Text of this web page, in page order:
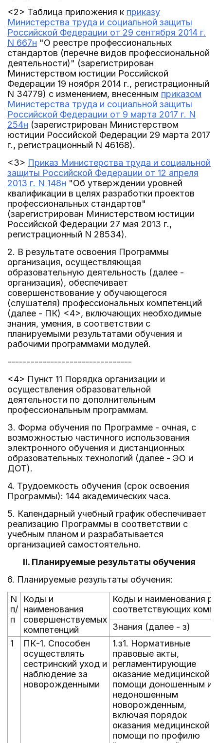
<2> Таблица приложения к приказу
Министерства труда и социальной защиты
Российской Федерации от 29 сентября 2014 г.
N 667н "О реестре профессиональных
стандартов (перечне видов профессиональной
деятельности)" (зарегистрирован
Министерством юстиции Российской
Федерации 19 ноября 2014 г., регистрационный
N 34779) с изменением, внесенным приказом
Министерства труда и социальной защиты
Российской Федерации от 9 марта 2017 г. N
254н (зарегистрирован Министерством
юстиции Российской Федерации 29 марта 2017
г., регистрационный N 46168).
<3> Приказ Министерства труда и социальной
защиты Российской Федерации от 12 апреля
2013 г. N 148н "Об утверждении уровней
квалификации в целях разработки проектов
профессиональных стандартов"
(зарегистрирован Министерством юстиции
Российской Федерации 27 мая 2013 г.,
регистрационный N 28534).
2. В результате освоения Программы
организация, осуществляющая
образовательную деятельность (далее -
организация), обеспечивает
совершенствование у обучающегося
(слушателя) профессиональных компетенций
(далее - ПК) <4>, включающих необходимые
знания, умения, в соответствии с
планируемыми результатами обучения и
рабочими программами модулей.
--------------------------------
<4> Пункт 11 Порядка организации и
осуществления образовательной
деятельности по дополнительным
профессиональным программам.
3. Форма обучения по Программе - очная, с
возможностью частичного использования
электронного обучения и дистанционных
образовательных технологий (далее - ЭО и
ДОТ).
4. Трудоемкость обучения (срок освоения
Программы): 144 академических часа.
5. Календарный учебный график обеспечивает
реализацию Программы в соответствии с
учебным планом и разрабатывается
организацией самостоятельно.
II. Планируемые результаты обучения
6. Планируемые результаты обучения:
N
п/
п
Коды и
наименования
совершенствуемых
компетенций
Коды и наименования
соответствующих
Знания (далее - з)
1
ПК-1. Способен
осуществлять
сестринский уход и
наблюдение за
новорожденными
1.з1. Нормативные
правовые акты,
регламентирующие
оказание медицинской
помощи доношенным и
недоношенным
новорожденным,
включая порядок
оказания медицинской
помощи по профилю